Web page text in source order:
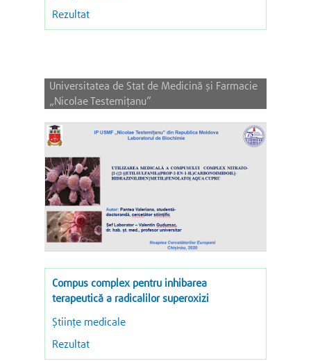
Rezultat
Universitatea de Stat de Medicină și Farmacie
„Nicolae Testemițanu”
Compus complex pentru inhibarea
terapeutică a radicalilor superoxizi
Științe medicale
Rezultat